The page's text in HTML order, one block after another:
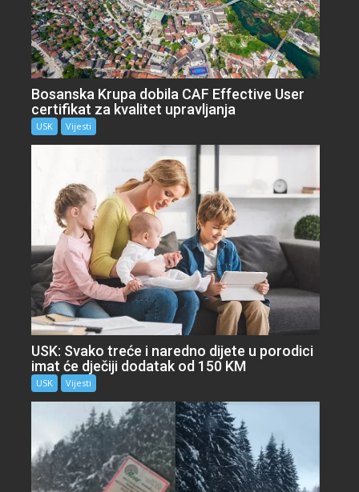
Bosanska Krupa dobila CAF Effective User
certifikat za kvalitet upravljanja
USK Vijesti
USK: Svako treće i naredno dijete u porodici
imat će dječiji dodatak od 150 KM
USK Vijesti